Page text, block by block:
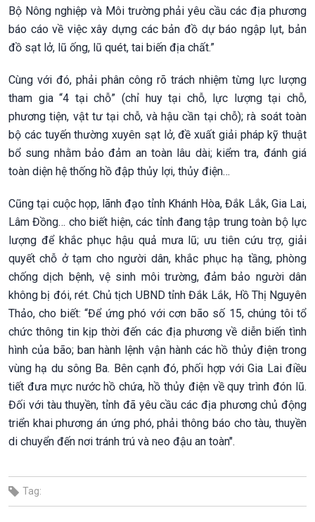
Bộ Nông nghiệp và Môi trường phải yêu cầu các địa phương
báo cáo về việc xây dựng các bản đồ dự báo ngập lụt, bản
đồ sạt lở, lũ ống, lũ quét, tai biến địa chất.”
Cùng với đó, phải phân công rõ trách nhiệm từng lực lượng
tham gia “4 tại chỗ” (chỉ huy tại chỗ, lực lượng tại chỗ,
phương tiện, vật tư tại chỗ, và hậu cần tại chỗ); rà soát toàn
bộ các tuyến thường xuyên sạt lở, đề xuất giải pháp kỹ thuật
bổ sung nhằm bảo đảm an toàn lâu dài; kiểm tra, đánh giá
toàn diện hệ thống hồ đập thủy lợi, thủy điện…
Cũng tại cuộc họp, lãnh đạo tỉnh Khánh Hòa, Đắk Lắk, Gia Lai,
Lâm Đồng… cho biết hiện, các tỉnh đang tập trung toàn bộ lực
lượng để khắc phục hậu quả mưa lũ; ưu tiên cứu trợ, giải
quyết chỗ ở tạm cho người dân, khắc phục hạ tầng, phòng
chống dịch bệnh, vệ sinh môi trường, đảm bảo người dân
không bị đói, rét. Chủ tịch UBND tỉnh Đắk Lắk, Hồ Thị Nguyên
Thảo, cho biết: “Để ứng phó với cơn bão số 15, chúng tôi tổ
chức thông tin kịp thời đến các địa phương về diễn biến tình
hình của bão; ban hành lệnh vận hành các hồ thủy điện trong
vùng hạ du sông Ba. Bên cạnh đó, phối hợp với Gia Lai điều
tiết đưa mực nước hồ chứa, hồ thủy điện về quy trình đón lũ.
Đối với tàu thuyền, tỉnh đã yêu cầu các địa phương chủ động
triển khai phương án ứng phó, phải thông báo cho tàu, thuyền
di chuyển đến nơi tránh trú và neo đậu an toàn".
Tag: